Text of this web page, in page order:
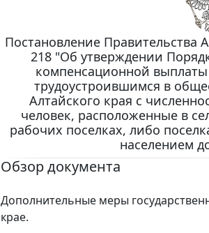
Постановление Правительства
218 "Об утверждении
компенсационной выплаты
трудоустроившимся в
Алтайского края с
человек, расположенные в
рабочих поселках, либо
населением
Обзор документа
Дополнительные меры
крае.